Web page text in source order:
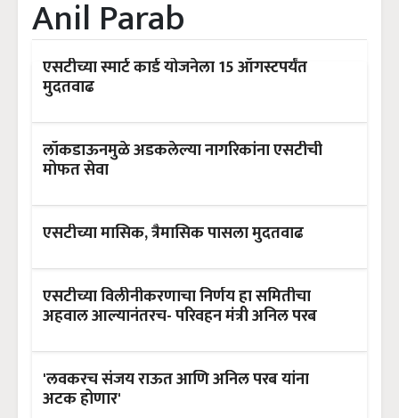
Anil Parab
एसटीच्या स्मार्ट कार्ड योजनेला 15 ऑगस्टपर्यंत
मुदतवाढ
लॉकडाऊनमुळे अडकलेल्या नागरिकांना एसटीची
मोफत सेवा
एसटीच्या मासिक, त्रैमासिक पासला मुदतवाढ
एसटीच्या विलीनीकरणाचा निर्णय हा समितीचा
अहवाल आल्यानंतरच- परिवहन मंत्री अनिल परब
'लवकरच संजय राऊत आणि अनिल परब यांना
अटक होणार'